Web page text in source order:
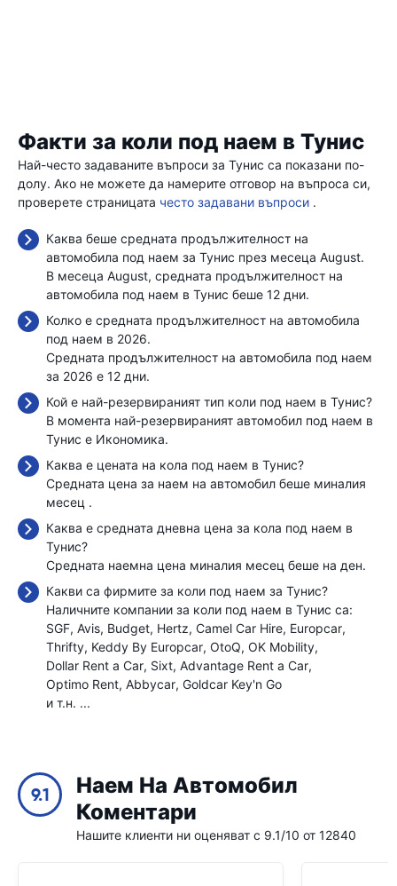
Факти за коли под наем в Тунис
Най-често задаваните въпроси за Тунис са показани по-
долу. Ако не можете да намерите отговор на въпроса си,
проверете страницата често задавани въпроси .
Каква беше средната продължителност на
автомобила под наем за Тунис през месеца August.
В месеца August, средната продължителност на
автомобила под наем в Тунис беше 12 дни.
Колко е средната продължителност на автомобила
под наем в 2026.
Средната продължителност на автомобила под наем
за 2026 е 12 дни.
Кой е най-резервираният тип коли под наем в Тунис?
В момента най-резервираният автомобил под наем в
Тунис е Икономика.
Каква е цената на кола под наем в Тунис?
Средната цена за наем на автомобил беше миналия
месец .
Каква е средната дневна цена за кола под наем в
Тунис?
Средната наемна цена миналия месец беше на ден.
Какви са фирмите за коли под наем за Тунис?
Наличните компании за коли под наем в Тунис са:
SGF Avis Budget Hertz Camel Car Hire Europcar
Thrifty Keddy By Europcar OtoQ OK Mobility
Dollar Rent a Car Sixt Advantage Rent a Car
Optimo Rent Abbycar Goldcar Key'n Go
и т.н. ...
9.1
Наем На Автомобил
Коментари
Нашите клиенти ни оценяват с 9.1/10 от 12840